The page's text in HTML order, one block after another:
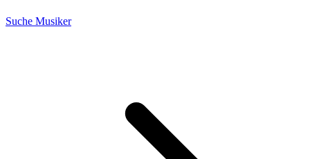
Suche Musiker